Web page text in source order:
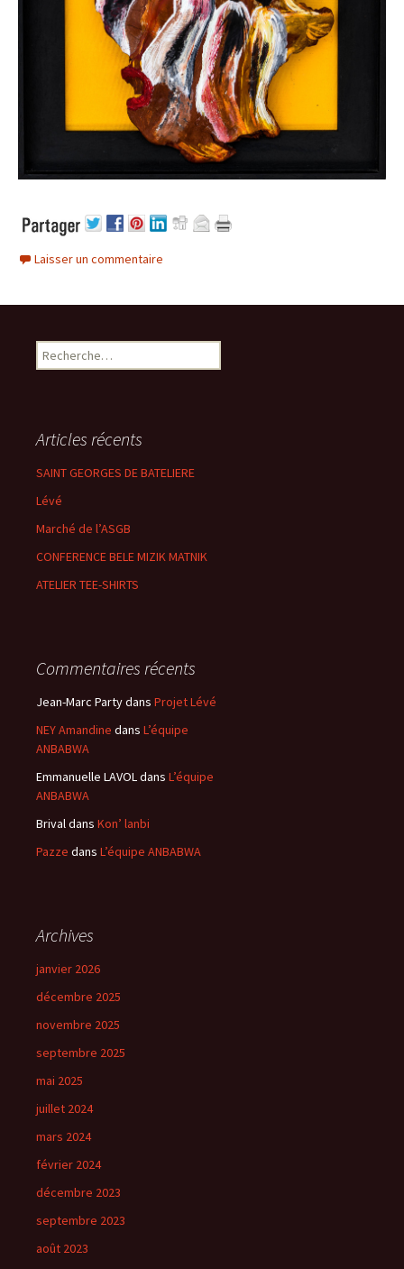
Laisser un commentaire
Rechercher :
Articles récents
SAINT GEORGES DE BATELIERE
Lévé
Marché de l’ASGB
CONFERENCE BELE MIZIK MATNIK
ATELIER TEE-SHIRTS
Commentaires récents
Jean-Marc Partydans Projet Lévé
NEY Amandine dans L’équipe
ANBABWA
Emmanuelle LAVOLdans L’équipe
ANBABWA
Brivaldans Kon’ lanbi
Pazze dans L’équipe ANBABWA
Archives
janvier 2026
décembre 2025
novembre 2025
septembre 2025
mai 2025
juillet 2024
mars 2024
février 2024
décembre 2023
septembre 2023
août 2023